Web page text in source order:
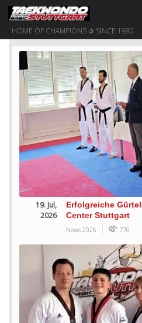
HOME OF CHAMPIONS ✰ SINCE 1980
19. Jul,
2026
Erfolgreiche
Center Stuttgart
News 2026 770